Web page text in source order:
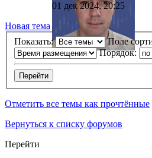
01 дек 2024, 20:25
Новая тема
Показать:
Поле
Порядок:
Отметить все темы как прочтённые
Вернуться к списку форумов
Перейти